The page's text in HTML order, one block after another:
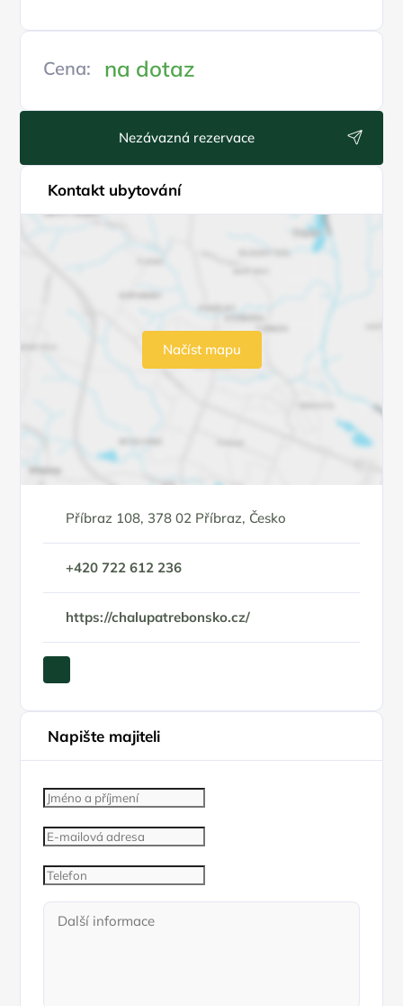
Cena: na dotaz
Nezávazná rezervace
Kontakt ubytování
Načíst mapu
Příbraz 108, 378 02 Příbraz, Česko
+420 722 612 236
https://chalupatrebonsko.cz/
Napište majiteli